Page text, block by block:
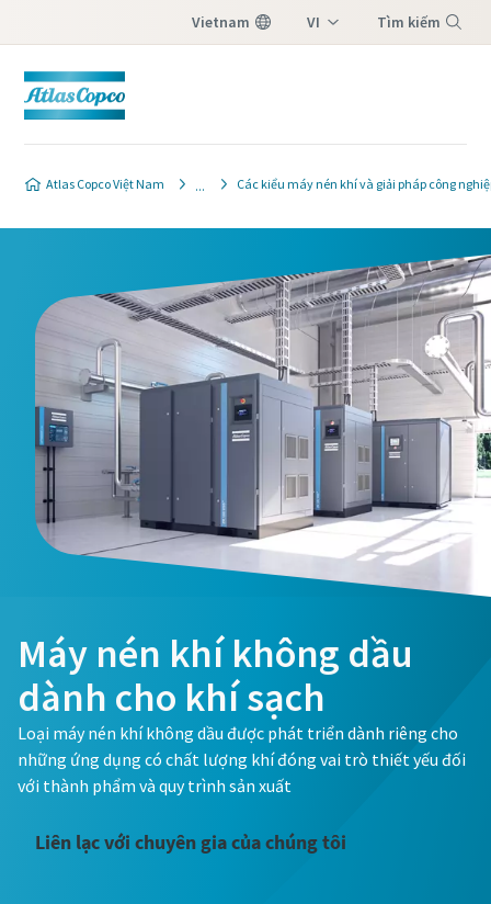
Vietnam VI Tìm kiếm
Atlas Copco Việt Nam Các kiểu máy nén khí và giải pháp công
Máy nén khí không dầu
dành cho khí sạch
Loại máy nén khí không dầu được phát triển dành riêng cho
những ứng dụng có chất lượng khí đóng vai trò thiết yếu đối
với thành phẩm và quy trình sản xuất
Liên lạc với chuyên gia của chúng tôi